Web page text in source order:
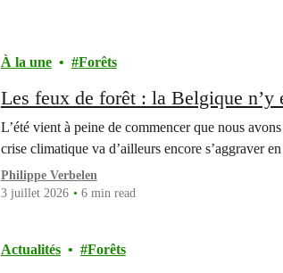
À la une Forêts
Les feux de forêt : la Belgique n’y
L’été vient à peine de commencer que nous
crise climatique va d’ailleurs encore s’aggraver
Philippe Verbelen
3 juillet 2026
6 min read
Actualités Forêts